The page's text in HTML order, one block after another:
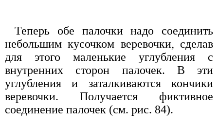
Теперь обе палочки надо соединить
небольшим кусочком веревочки, сделав
для этого маленькие углубления с
внутренних сторон палочек. В эти
углубления и заталкиваются кончики
веревочки. Получается фиктивное
соединение палочек (см. рис. 84).